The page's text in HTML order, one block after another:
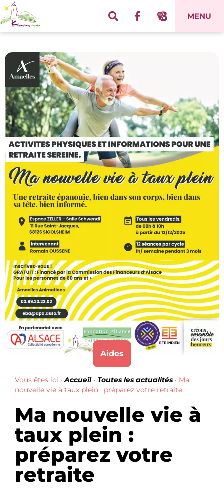
MENU
Aides
Vous êtes ici ›Accueil• Toutes les actualités • Ma
nouvelle vie à taux plein : préparez votre retraite
Ma nouvelle vie à
taux plein :
préparez votre
retraite
Panneau de gestion des cookies